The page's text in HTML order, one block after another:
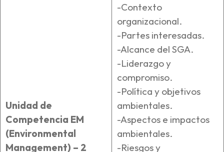
Unidad de
Competencia EM
(Environmental
Management) – 2
-Contexto
organizacional.
-Partes interesadas.
-Alcance del SGA.
-Liderazgo y
compromiso.
-Política y objetivos
ambientales.
-Aspectos e impactos
ambientales.
-Riesgos y